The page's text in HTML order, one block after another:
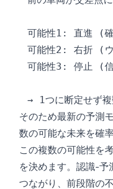
そのため最新の予測
数の可能な未来を確
この複数の可能性を
を決めます。認識-
つながり、前段階の